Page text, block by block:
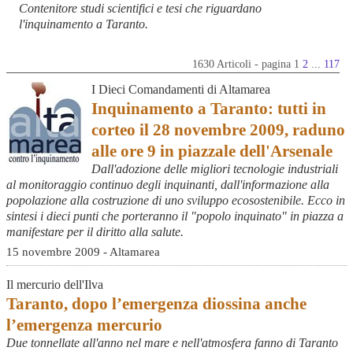
Contenitore studi scientifici e tesi che riguardano
l'inquinamento a Taranto.
1630 Articoli - pagina 1 2 117
I Dieci Comandamenti di Altamarea
Inquinamento a Taranto: tutti in
corteo il 28 novembre 2009, raduno
alle ore 9 in piazzale dell'Arsenale
Dall'adozione delle migliori tecnologie industriali
al monitoraggio continuo degli inquinanti, dall'informazione alla
popolazione alla costruzione di uno sviluppo ecosostenibile. Ecco in
sintesi i dieci punti che porteranno il "popolo inquinato" in piazza a
manifestare per il diritto alla salute.
15 novembre 2009 - Altamarea
Il mercurio dell'Ilva
Taranto, dopo l’emergenza diossina anche
l’emergenza mercurio
Due tonnellate all'anno nel mare e nell'atmosfera fanno di Taranto